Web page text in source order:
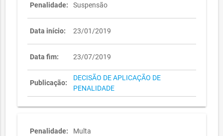
Penalidade: Suspensão
Data início: 23/01/2019
Data fim: 23/07/2019
Publicação:
DECISÃO DE APLICAÇÃO DE
PENALIDADE
Penalidade: Multa